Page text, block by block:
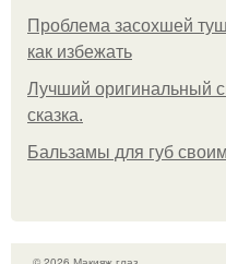
Проблема засохшей
как избежать
Лучший оригинальный
сказка.
Бальзамы для губ